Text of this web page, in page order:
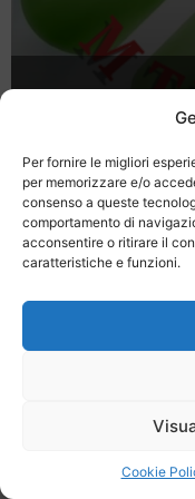
Per fornire le migliori
per memorizzare e/o
consenso a queste
comportamento di
acconsentire o ritirare il
caratteristiche e funzioni.
Cookie
Last Minute